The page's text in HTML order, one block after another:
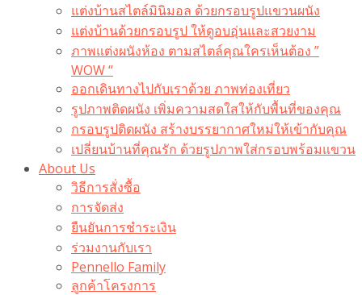
แต่งบ้านสไตล์มินิมอล ด้วยกรอบรูปแขวนผนัง
แต่งบ้านด้วยกรอบรูป ให้ดูอบอุ่นและสวยงาม
ภาพแต่งผนังห้อง ตามสไตล์คุณใครเห็นต้อง ”
WOW “
ออกเดินทางไปกับเราด้วย ภาพท่องเที่ยว
รูปภาพติดผนัง เพิ่มความสดใสให้กับพื้นที่ของคุณ
กรอบรูปติดผนัง สร้างบรรยากาศใหม่ให้เข้ากับคุณ
เปลี่ยนบ้านที่คุณรัก ด้วยรูปภาพใส่กรอบพร้อมแขวน​
About Us
วิธีการสั่งซื้อ
การจัดส่ง
ยืนยันการชำระเงิน
ร่วมงานกับเรา
Pennello Family
ลูกค้าโครงการ